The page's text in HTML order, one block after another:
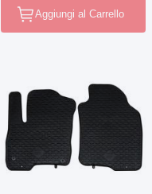
Aggiungi al Carrello